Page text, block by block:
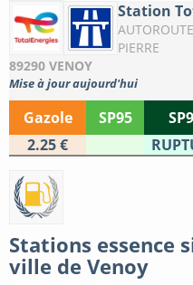
Station
PIERRE
89290 VENOY
Mise à jour aujourd'hui
Gazole SP95
2.25 €
Stations essence
ville de Venoy